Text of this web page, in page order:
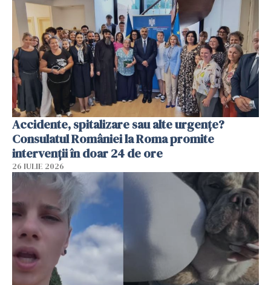
Accidente, spitalizare sau alte urgențe?
Consulatul României la Roma promite
intervenții în doar 24 de ore
26 IULIE 2026